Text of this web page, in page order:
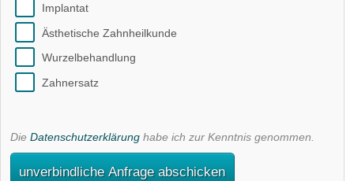
Implantat
Ästhetische Zahnheilkunde
Wurzelbehandlung
Zahnersatz
Die Datenschutzerklärung habe ich zur Kenntnis genommen.
unverbindliche Anfrage abschicken